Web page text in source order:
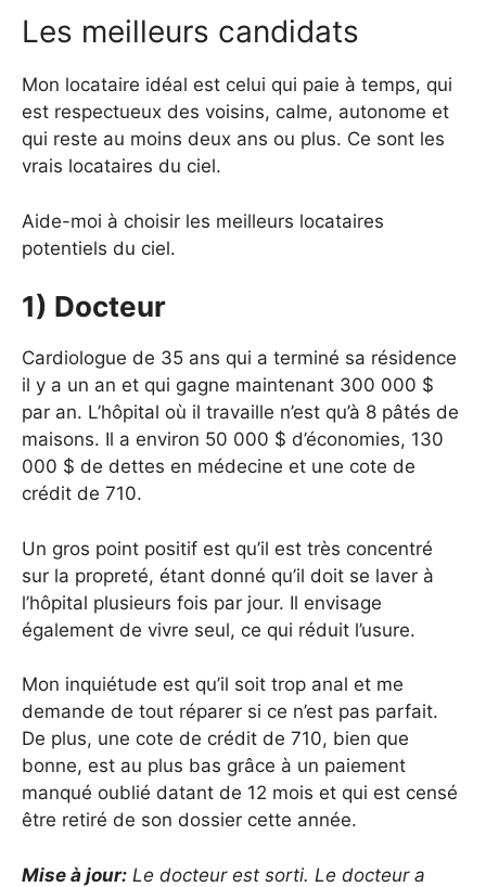
Les meilleurs candidats
Mon locataire idéal est celui qui paie à temps, qui
est respectueux des voisins, calme, autonome et
qui reste au moins deux ans ou plus. Ce sont les
vrais locataires du ciel.
Aide-moi à choisir les meilleurs locataires
potentiels du ciel.
1) Docteur
Cardiologue de 35 ans qui a terminé sa résidence
il y a un an et qui gagne maintenant 300 000 $
par an. L’hôpital où il travaille n’est qu’à 8 pâtés de
maisons. Il a environ 50 000 $ d’économies, 130
000 $ de dettes en médecine et une cote de
crédit de 710.
Un gros point positif est qu’il est très concentré
sur la propreté, étant donné qu’il doit se laver à
l’hôpital plusieurs fois par jour. Il envisage
également de vivre seul, ce qui réduit l’usure.
Mon inquiétude est qu’il soit trop anal et me
demande de tout réparer si ce n’est pas parfait.
De plus, une cote de crédit de 710, bien que
bonne, est au plus bas grâce à un paiement
manqué oublié datant de 12 mois et qui est censé
être retiré de son dossier cette année.
Mise à jour: Le docteur est sorti. Le docteur a